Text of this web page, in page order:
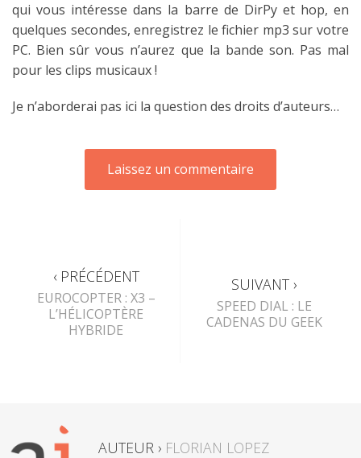
qui vous intéresse dans la barre de DirPy et hop, en
quelques secondes, enregistrez le fichier mp3 sur votre
PC. Bien sûr vous n’aurez que la bande son. Pas mal
pour les clips musicaux !
Je n’aborderai pas ici la question des droits d’auteurs…
‹ PRÉCÉDENT
EUROCOPTER : X3 –
L’HÉLICOPTÈRE
HYBRIDE
SUIVANT ›
SPEED DIAL : LE
CADENAS DU GEEK
AUTEUR › FLORIAN LOPEZ